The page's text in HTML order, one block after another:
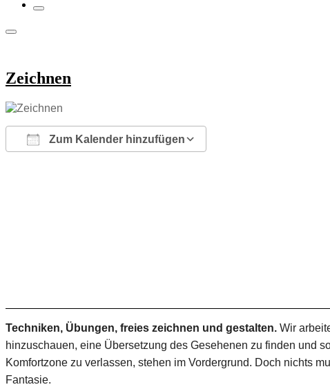
Zeichnen
Zum Kalender hinzufügen
Techniken, Übungen, freies zeichnen und gestalten. Wir
hinzuschauen, eine Übersetzung des Gesehenen zu finden und
Komfortzone zu verlassen, stehen im Vordergrund. Doch nichts
Fantasie.